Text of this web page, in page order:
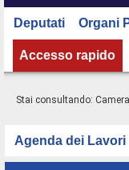
Deputati Organi
Accesso rapido
Stai consultando:
Agenda dei Lavori